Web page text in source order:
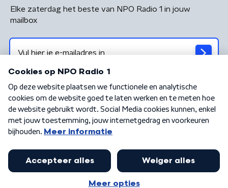
Elke zaterdag het beste van NPO Radio 1 in jouw
mailbox
Algemene voorwaarden